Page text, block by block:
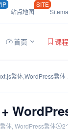
站点地图
SITE
首页 课程
繁体WordPress繁体-
体 , WordPress繁体 2